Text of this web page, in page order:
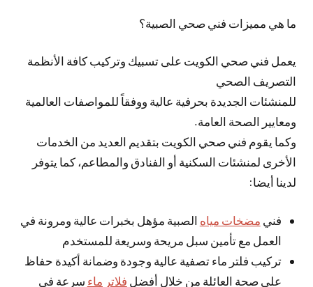
ما هي مميزات فني صحي الصبية؟
يعمل فني صحي الكويت على تسبيك وتركيب كافة الأنظمة
التصريف الصحي
للمنشئات الجديدة بحرفية عالية ووفقاً للمواصفات العالمية
ومعايير الصحة العامة.
وكما يقوم فني صحي الكويت بتقديم العديد من الخدمات
الأخرى لمنشئات السكنية أو الفنادق والمطاعم، كما يتوفر
لدينا أيضا:
فني مضخات مياه الصبية مؤهل بخبرات عالية ومرونة في
العمل مع تأمين سبل مريحة وسريعة للمستخدم
تركيب فلتر ماء تصفية عالية وجودة وضمانة أكيدة حفاظ
على صحة العائلة من خلال أفضل فلاتر ماء سرعة في